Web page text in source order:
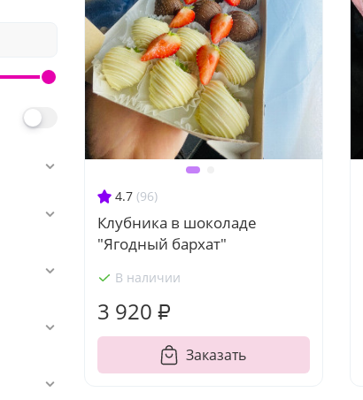
4.7 (96)
Клубника в шоколаде
"Ягодный бархат"
В наличии
3 920 ₽
Заказать